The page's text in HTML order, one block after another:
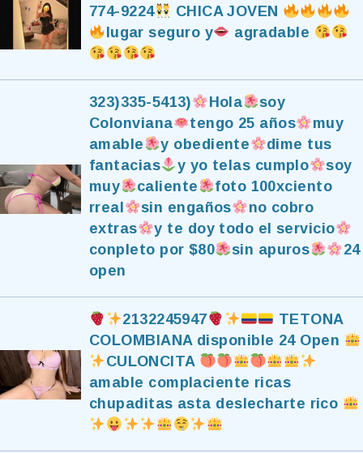
774-9224
CHICA JOVEN
lugar seguro y
agradable
323)335-5413) Hola
soy
Colonviana
tengo 25 años
muy
amable
y obediente
dime tus
fantacias
y yo telas cumplo
soy
muy
caliente
foto 100xciento
rreal
sin engaños
no cobro
extras
y te doy todo el servicio
conpleto por $80
sin apuros
24
open
2132245947
TETONA
COLOMBIANA disponible 24 Open
CULONCITA
amable complaciente ricas
chupaditas asta deslecharte rico